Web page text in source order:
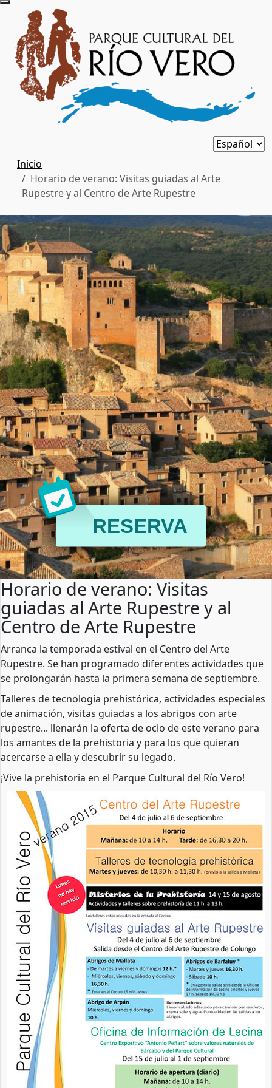
Inicio
Horario de verano: Visitas guiadas al Arte
Rupestre y al Centro de Arte Rupestre
RESERVA
Horario de verano: Visitas
guiadas al Arte Rupestre y al
Centro de Arte Rupestre
Arranca la temporada estival en el Centro del Arte
Rupestre. Se han programado diferentes actividades que
se prolongarán hasta la primera semana de septiembre.
Talleres de tecnología prehistórica, actividades especiales
de animación, visitas guiadas a los abrigos con arte
rupestre... llenarán la oferta de ocio de este verano para
los amantes de la prehistoria y para los que quieran
acercarse a ella y descubrir su legado.
¡Vive la prehistoria en el Parque Cultural del Río Vero!